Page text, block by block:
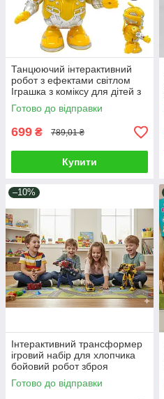
Танцюючий інтерактивний
робот з ефектами світлом
Іграшка з коміксу для дітей з
крильцями антенками
Готово до відправки
699 ₴ 789,01 ₴
Купити
–10%
Інтерактивний трансформер
ігровий набір для хлопчика
бойовий робот зброя
машинка 2 види Оптімус
Прайм Бамблбі
Готово до відправки